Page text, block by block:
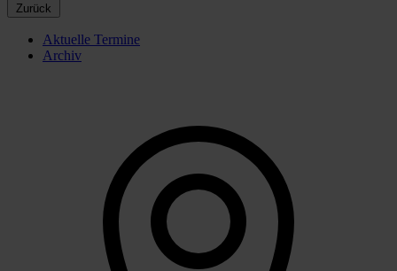
Zurück
Aktuelle Termine
Archiv